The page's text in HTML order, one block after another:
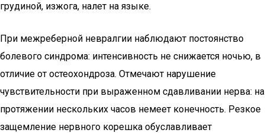
грудиной, изжога, налет на языке.
При межреберной невралгии наблюдают постоянство
болевого синдрома: интенсивность не снижается ночью, в
отличие от остеохондроза. Отмечают нарушение
чувствительности при выраженном сдавливании нерва: на
протяжении нескольких часов немеет конечность. Резкое
защемление нервного корешка обуславливает